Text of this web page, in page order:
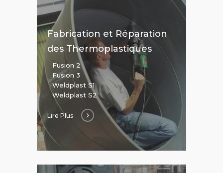
Fabrication et Réparation
des Thermoplastiques
Fusion 2
Fusion 3
Weldplast S1
Weldplast S2
Lire Plus